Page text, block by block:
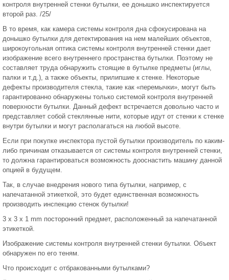
контроля внутренней стенки бутылки, ее донышко инспектируется
второй раз. /25/
В то время, как камера системы контроля дна сфокусирована на
донышко бутылки для детектирования на нем малейших объектов,
широкоугольная оптика системы контроля внутренней стенки дает
изображение всего внутреннего пространства бутылки. Поэтому не
составляет труда обнаружить стоящие в бутылке предметы (иглы,
палки и т.д.), а также объекты, прилипшие к стенке. Некоторые
дефекты производителя стекла, такие как «перемычки», могут быть
гарантированно обнаружены только системой контроля внутренней
поверхности бутылки. Данный дефект встречается довольно часто и
представляет собой стеклянные нити, которые идут от стенки к стенке
внутри бутылки и могут располагаться на любой высоте.
Если при покупке инспектора пустой бутылки производитель по каким-
либо причинам отказывается от системы контроля внутренней стенки,
то должна гарантироваться возможность дооснастить машину данной
опцией в будущем.
Так, в случае внедрения нового типа бутылки, например, с
напечатанной этикеткой, это будет единственная возможность
производить инспекцию стенок бутылки!
3 x 3 x 1 mm посторонний предмет, расположенный за напечатанной
этикеткой.
Изображение системы контроля внутренней стенки бутылки. Объект
обнаружен по его теням.
Что происходит с отбракованными бутылками?